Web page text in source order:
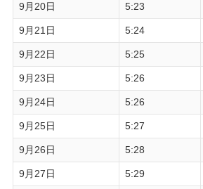
9月20日 5:23
9月21日 5:24
9月22日 5:25
9月23日 5:26
9月24日 5:26
9月25日 5:27
9月26日 5:28
9月27日 5:29